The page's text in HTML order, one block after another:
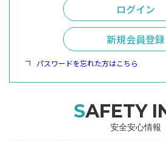
ログイン
新規会員登録
パスワードを忘れた方はこちら
SAFETY
安全安心情報